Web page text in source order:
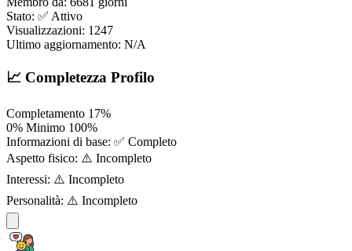
Stato: ✅ Attivo
Visualizzazioni: 1247
Ultimo aggiornamento: N/A
📈 Completezza Profilo
Completamento 17%
0% Minimo 100%
Informazioni di base: ✅ Completo
Aspetto fisico: ⚠️ Incompleto
Interessi: ⚠️ Incompleto
Personalità: ⚠️ Incompleto